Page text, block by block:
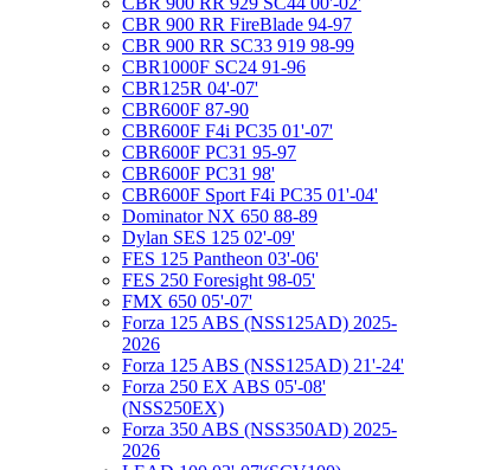
CBR 900 RR FireBlade 94-97
CBR 900 RR SC33 919 98-99
CBR1000F SC24 91-96
CBR125R 04'-07'
CBR600F 87-90
CBR600F F4i PC35 01'-07'
CBR600F PC31 95-97
CBR600F PC31 98'
CBR600F Sport F4i PC35 01'-04'
Dominator NX 650 88-89
Dylan SES 125 02'-09'
FES 125 Pantheon 03'-06'
FES 250 Foresight 98-05'
FMX 650 05'-07'
Forza 125 ABS (NSS125AD) 2025-
2026
Forza 125 ABS (NSS125AD) 21'-24'
Forza 250 EX ABS 05'-08'
(NSS250EX)
Forza 350 ABS (NSS350AD) 2025-
2026